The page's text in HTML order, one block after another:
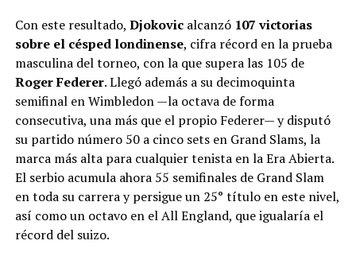
Con este resultado, Djokovicalcanzó 107 victorias
sobre el césped londinense, cifra récord en la prueba
masculina del torneo, con la que supera las 105 de
Roger Federer. Llegó además a su decimoquinta
semifinal en Wimbledon —la octava de forma
consecutiva, una más que el propio Federer— y disputó
su partido número 50 a cinco sets en Grand Slams, la
marca más alta para cualquier tenista en la Era Abierta.
El serbio acumula ahora 55 semifinales de Grand Slam
en toda su carrera y persigue un 25° título en este nivel,
así como un octavo en el All England, que igualaría el
récord del suizo.